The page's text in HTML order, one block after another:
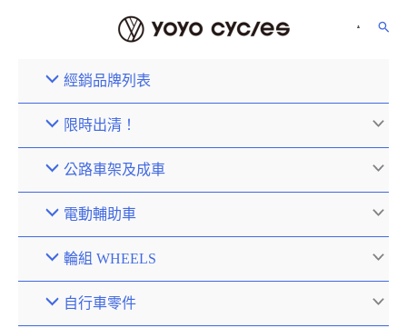
經銷品牌列表
限時出清！
公路車架及成車
電動輔助車
輪組 WHEELS
自行車零件